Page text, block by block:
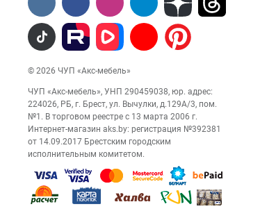
© 2026 ЧУП «Акс-мебель»
ЧУП «Акс-мебель», УНП 290459038, юр. адрес:
224026, РБ, г. Брест, ул. Вычулки, д.129А/3, пом.
№1. В торговом реестре с 13 марта 2006 г.
Интернет-магазин aks.by: регистрация №392381
от 14.09.2017 Брестским городским
исполнительным комитетом.